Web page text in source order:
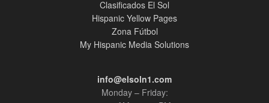
Clasificados El Sol
Hispanic Yellow Pages
Zona Fútbol
My Hispanic Media Solutions
info@elsoln1.com
Monday – Friday: